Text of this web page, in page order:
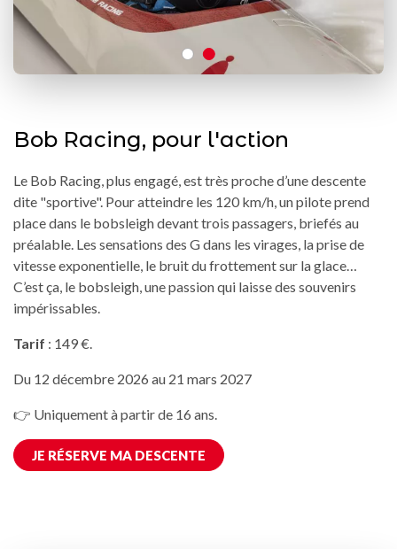
Bob Racing, pour l'action
Le Bob Racing, plus engagé, est très proche d’une descente
dite "sportive". Pour atteindre les 120 km/h, un pilote prend
place dans le bobsleigh devant trois passagers, briefés au
préalable. Les sensations des G dans les virages, la prise de
vitesse exponentielle, le bruit du frottement sur la glace…
C’est ça, le bobsleigh, une passion qui laisse des souvenirs
impérissables.
Tarif : 149 €.
Du 12 décembre 2026 au 21 mars 2027
👉 Uniquement à partir de 16 ans.
JE RÉSERVE MA DESCENTE